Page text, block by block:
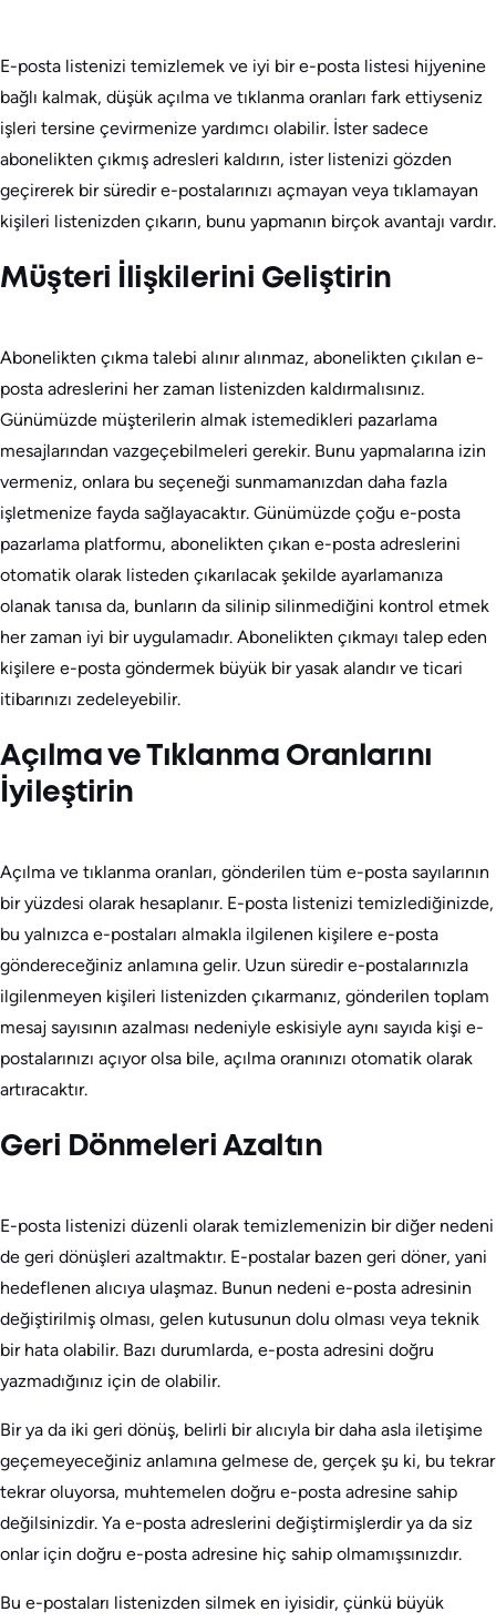
E-posta listenizi temizlemek ve iyi bir e-posta listesi hijyenine
bağlı kalmak, düşük açılma ve tıklanma oranları fark ettiyseniz
işleri tersine çevirmenize yardımcı olabilir. İster sadece
abonelikten çıkmış adresleri kaldırın, ister listenizi gözden
geçirerek bir süredir e-postalarınızı açmayan veya tıklamayan
kişileri listenizden çıkarın, bunu yapmanın birçok avantajı vardır.
Müşteri İlişkilerini Geliştirin
Abonelikten çıkma talebi alınır alınmaz, abonelikten çıkılan e-
posta adreslerini her zaman listenizden kaldırmalısınız.
Günümüzde müşterilerin almak istemedikleri pazarlama
mesajlarından vazgeçebilmeleri gerekir. Bunu yapmalarına izin
vermeniz, onlara bu seçeneği sunmamanızdan daha fazla
işletmenize fayda sağlayacaktır. Günümüzde çoğu e-posta
pazarlama platformu, abonelikten çıkan e-posta adreslerini
otomatik olarak listeden çıkarılacak şekilde ayarlamanıza
olanak tanısa da, bunların da silinip silinmediğini kontrol etmek
her zaman iyi bir uygulamadır. Abonelikten çıkmayı talep eden
kişilere e-posta göndermek büyük bir yasak alandır ve ticari
itibarınızı zedeleyebilir.
Açılma ve Tıklanma Oranlarını
İyileştirin
Açılma ve tıklanma oranları, gönderilen tüm e-posta sayılarının
bir yüzdesi olarak hesaplanır. E-posta listenizi temizlediğinizde,
bu yalnızca e-postaları almakla ilgilenen kişilere e-posta
göndereceğiniz anlamına gelir. Uzun süredir e-postalarınızla
ilgilenmeyen kişileri listenizden çıkarmanız, gönderilen toplam
mesaj sayısının azalması nedeniyle eskisiyle aynı sayıda kişi e-
postalarınızı açıyor olsa bile, açılma oranınızı otomatik olarak
artıracaktır.
Geri Dönmeleri Azaltın
E-posta listenizi düzenli olarak temizlemenizin bir diğer nedeni
de geri dönüşleri azaltmaktır. E-postalar bazen geri döner, yani
hedeflenen alıcıya ulaşmaz. Bunun nedeni e-posta adresinin
değiştirilmiş olması, gelen kutusunun dolu olması veya teknik
bir hata olabilir. Bazı durumlarda, e-posta adresini doğru
yazmadığınız için de olabilir.
Bir ya da iki geri dönüş, belirli bir alıcıyla bir daha asla iletişime
geçemeyeceğiniz anlamına gelmese de, gerçek şu ki, bu tekrar
tekrar oluyorsa, muhtemelen doğru e-posta adresine sahip
değilsinizdir. Ya e-posta adreslerini değiştirmişlerdir ya da siz
onlar için doğru e-posta adresine hiç sahip olmamışsınızdır.
Bu e-postaları listenizden silmek en iyisidir, çünkü büyük